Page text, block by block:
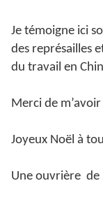
Je témoigne ici
des représailles
du travail en
Merci de
Joyeux Noël à
Une ouvrière de